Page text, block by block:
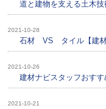
道と建物を支える土木技
2021-10-28
石材 VS タイル【建材
2021-10-26
建材ナビスタッフおす
2021-10-21